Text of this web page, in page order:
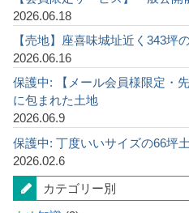
2026.06.18
【売地】座喜味城址近く343坪
2026.06.16
保護中: 【メール会員様限定・
に包まれた土地
2026.06.9
保護中: 丁度いいサイズの66坪
2026.02.6
カテゴリー別